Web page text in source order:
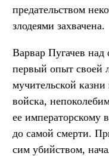
предательством
злодеями захвачена.
Варвар Пугачев
первый опыт своей
мучительской
войска,
ее императорскому
до самой смерти.
сим убийством,